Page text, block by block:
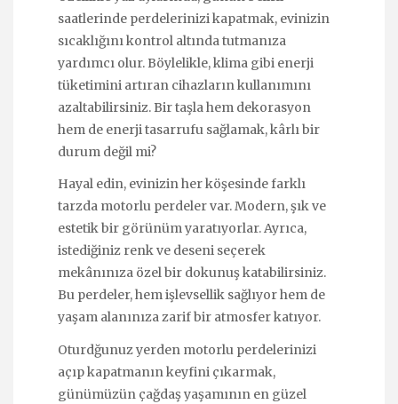
saatlerinde perdelerinizi kapatmak, evinizin
sıcaklığını kontrol altında tutmanıza
yardımcı olur. Böylelikle, klima gibi enerji
tüketimini artıran cihazların kullanımını
azaltabilirsiniz. Bir taşla hem dekorasyon
hem de enerji tasarrufu sağlamak, kârlı bir
durum değil mi?
Hayal edin, evinizin her köşesinde farklı
tarzda motorlu perdeler var. Modern, şık ve
estetik bir görünüm yaratıyorlar. Ayrıca,
istediğiniz renk ve deseni seçerek
mekânınıza özel bir dokunuş katabilirsiniz.
Bu perdeler, hem işlevsellik sağlıyor hem de
yaşam alanınıza zarif bir atmosfer katıyor.
Oturdğunuz yerden motorlu perdelerinizi
açıp kapatmanın keyfini çıkarmak,
günümüzün çağdaş yaşamının en güzel